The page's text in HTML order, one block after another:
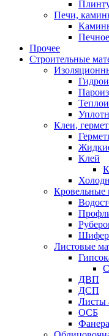
Печи,
Прочее
Строительные
Клеи,
Клей
Кровельные
Шифер
Листовые
ДВП
ДСП
Листы
ОСБ
Фанера